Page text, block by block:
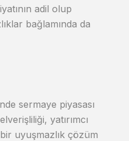
adil olup
bağlamında da
sermaye piyasası
yatırımcı
uyuşmazlık çözüm